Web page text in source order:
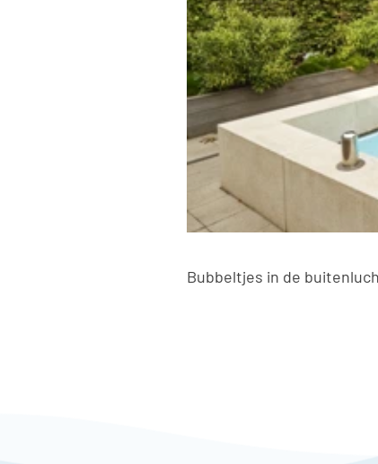
Bubbeltjes in de